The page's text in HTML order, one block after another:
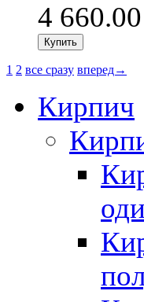
4 660.00
1 2 все сразу вперед→
Кирпич